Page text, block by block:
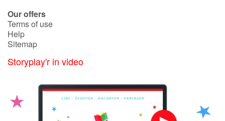
Our offers
Terms of use
Help
Sitemap
Storyplay'r in video